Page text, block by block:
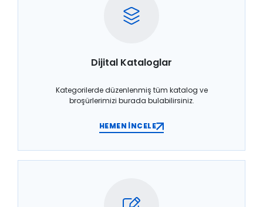
Dijital Kataloglar
Kategorilerde düzenlenmiş tüm katalog ve
broşürlerimizi burada bulabilirsiniz.
HEMEN İNCELE